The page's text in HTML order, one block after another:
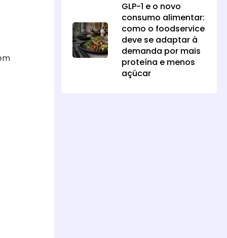
GLP-1 e o novo
consumo alimentar:
como o foodservice
deve se adaptar à
demanda por mais
proteína e menos
açúcar